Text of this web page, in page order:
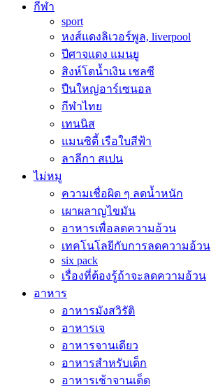
กีฬา
sport
หงส์แดงลิเวอร์พูล, liverpool
ปีศาจแดง แมนยู
สิงห์โตน้ำเงิน เชลซี
ปืนใหญ่อาร์เซนอล
กีฬาไทย
เทนนิส
แมนซิตี้ เรือใบสีฟ้า
ลาลีกา สเปน
ไม่หมู
ความเชื่อผิด ๆ ลดน้ำหนัก
เผาผลาญไขมัน
อาหารเพื่อลดความอ้วน
เทคโนโลยีกับการลดความอ้วน
six pack
เรื่องที่ต้องรู้ถ้าจะลดความอ้วน
อาหาร
อาหารมังสวิรัติ
อาหารเจ
อาหารจานเดียว
อาหารสำหรับเด็ก
อาหารเช้าจานเด็ด